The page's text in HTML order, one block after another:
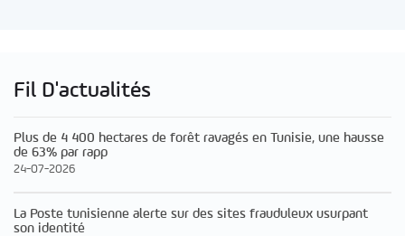
Fil D'actualités
Plus de 4 400 hectares de forêt ravagés en Tunisie, une hausse
de 63% par rapp
24-07-2026
La Poste tunisienne alerte sur des sites frauduleux usurpant
son identité